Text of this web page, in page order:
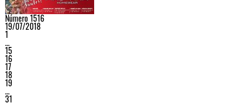
Número 1516
19/07/2018
1
…
15
16
17
18
19
…
31